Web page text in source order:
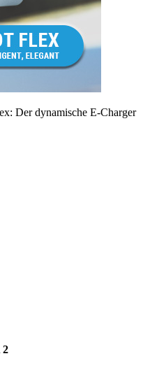
Der dynamische E-Charger
2